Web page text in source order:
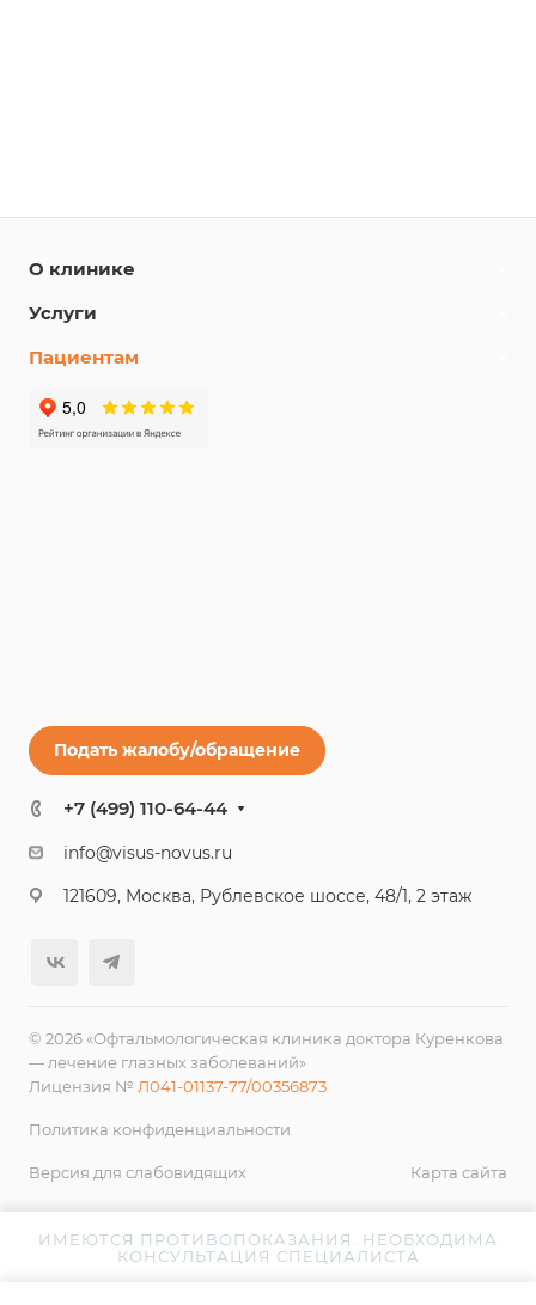
О клинике
Услуги
Пациентам
Подать жалобу/обращение
+7 (499) 110-64-44
info@visus-novus.ru
121609, Москва, Рублевское шоссе, 48/1, 2 этаж
© 2026 «Офтальмологическая клиника доктора Куренкова
— лечение глазных заболеваний»
Лицензия № Л041-01137-77/00356873
Политика конфиденциальности
Версия для слабовидящих Карта сайта
ИМЕЮТСЯ ПРОТИВОПОКАЗАНИЯ. НЕОБХОДИМА
КОНСУЛЬТАЦИЯ СПЕЦИАЛИСТА